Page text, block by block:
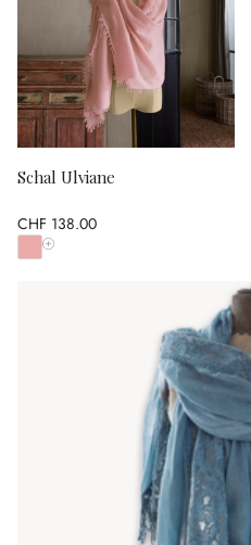
Schal Ulviane
CHF 138.00
Alle Farben anzeigen